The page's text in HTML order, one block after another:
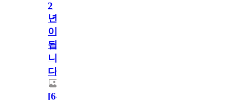
2
년
이
됩
니
다.
[64